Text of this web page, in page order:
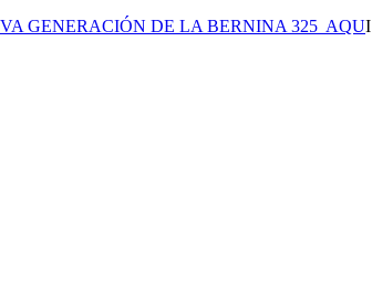
GENERACIÓN DE LA BERNINA 325 AQUI